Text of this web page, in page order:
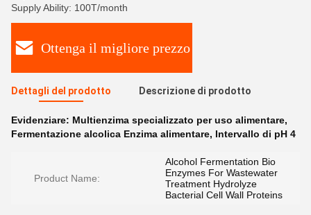
Supply Ability: 100T/month
Ottenga il migliore prezzo
Dettagli del prodotto Descrizione di prodotto
Evidenziare: Multienzima specializzato per uso alimentare,
Fermentazione alcolica Enzima alimentare, Intervallo di pH 4
Product Name:
Alcohol Fermentation Bio
Enzymes For Wastewater
Treatment Hydrolyze
Bacterial Cell Wall Proteins